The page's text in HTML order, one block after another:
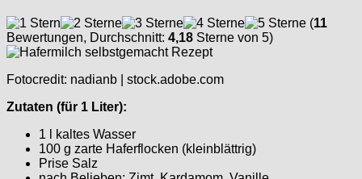
(11
Bewertungen, Durchschnitt: 4,18 Sterne von 5)
Fotocredit: nadianb | stock.adobe.com
Zutaten (für 1 Liter):
1 l kaltes Wasser
100 g zarte Haferflocken (kleinblättrig)
Prise Salz